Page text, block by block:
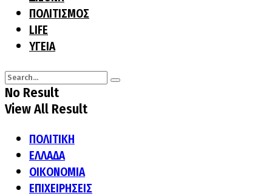
ΠΟΛΙΤΙΣΜΟΣ
LIFE
ΥΓΕΙΑ
No Result
View All Result
ΠΟΛΙΤΙΚΗ
ΕΛΛΑΔΑ
ΟΙΚΟΝΟΜΙΑ
ΕΠΙΧΕΙΡΗΣΕΙΣ